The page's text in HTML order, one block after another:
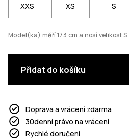
XXS XS S
Model(ka) měří 173 cm a nosí velikost S.
Přidat do košíku
Doprava a vrácení zdarma
30denní právo na vrácení
Rychlé doručení